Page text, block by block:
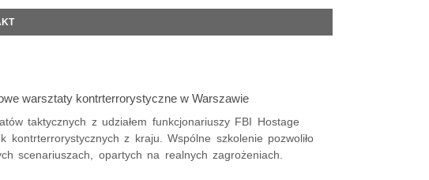
warsztaty kontrterrorystyczne w Warszawie
taktycznych z udziałem funkcjonariuszy FBI Hostage
kontrterrorystycznych z kraju. Wspólne szkolenie pozwoliło
scenariuszach, opartych na realnych zagrożeniach.